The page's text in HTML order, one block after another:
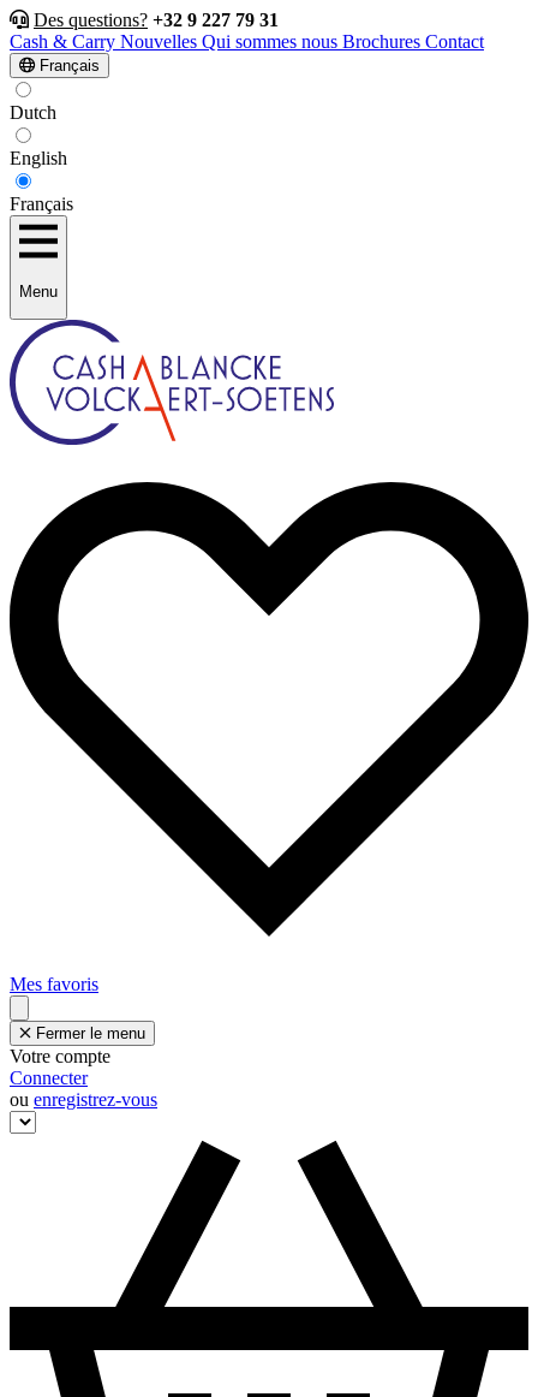
Des questions? +32 9 227 79 31
Cash & Carry Nouvelles Qui sommes nous Brochures Contact
Français
Dutch
English
Français
Menu
Mes favoris
Fermer le menu
Votre compte
Connecter
ou enregistrez-vous